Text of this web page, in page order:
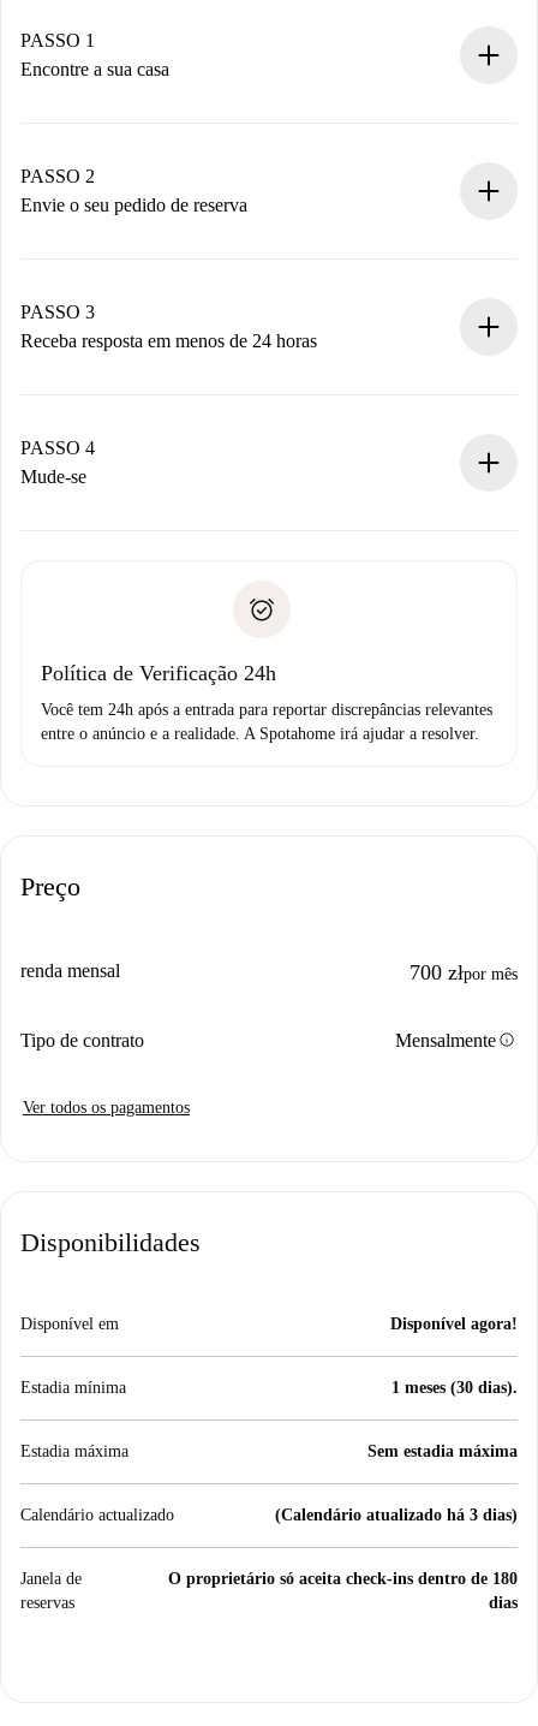
PASSO 1
Encontre a sua casa
Você tem todas as informações necessárias
antecipadamente.
PASSO 2
Envie o seu pedido de reserva
Não cobramos nada até que o proprietário confirme.
PASSO 3
Receba resposta em menos de 24 horas
proprietário.
Se recusada: não cobraremos nada e ofereceremos
Débito direto bancário
PASSO 4
Mude-se
não comunicar nenhum problema.
Política de Verificação 24h
Você tem 24h após a entrada para reportar discrepâncias relevantes
entre o anúncio e a realidade. A Spotahome irá ajudar a resolver.
Preço
renda mensal 700 złpor mês
Tipo de contrato Mensalmenteinfo
Ver todos os pagamentos
Disponibilidades
Disponível em Disponível agora!
Estadia mínima 1 meses (30 dias).
Estadia máxima Sem estadia máxima
Calendário actualizado (Calendário atualizado há 3 dias)
Janela de
reservas
O proprietário só aceita check-ins dentro de 180
dias